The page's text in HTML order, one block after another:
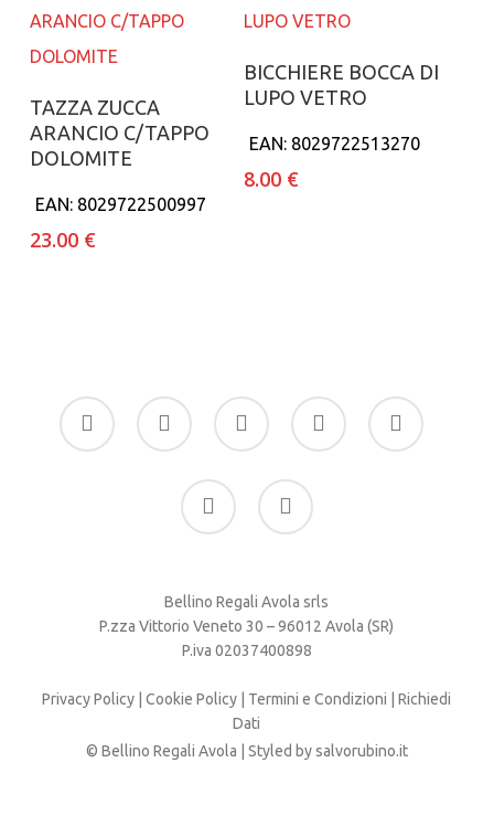
Aggiungi al carrello
TAZZA ZUCCA
ARANCIO C/TAPPO
DOLOMITE
EAN: 8029722500997
23.00 €
Aggiungi al carrello
BICCHIERE BOCCA DI
LUPO VETRO
EAN: 8029722513270
8.00 €
facebook
google-
plus
instagram whatsapp tiktok
phone email
Bellino Regali Avola srls
P.zza Vittorio Veneto 30 – 96012 Avola (SR)
P.iva 02037400898
Privacy Policy |Cookie Policy Termini e Condizioni |Richiedi
Dati
© Bellino Regali Avola | Styled bysalvorubino.it